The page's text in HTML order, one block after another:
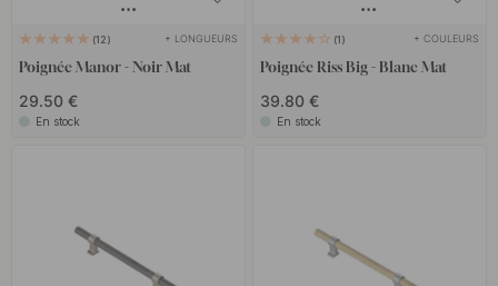
12 + LONGUEURS
Poignée Manor - Noir Mat
29.50 €
En stock
1 + COULEURS
Poignée Riss Big - Blanc Mat
39.80 €
En stock